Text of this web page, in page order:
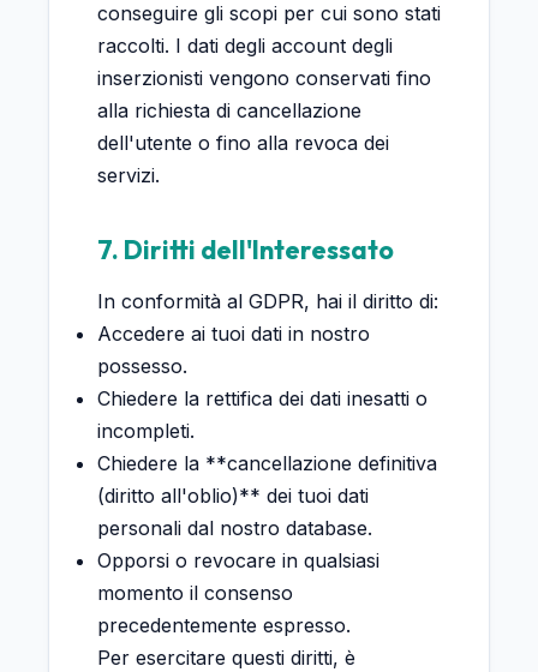
conseguire gli scopi per cui sono stati
raccolti. I dati degli account degli
inserzionisti vengono conservati fino
alla richiesta di cancellazione
dell'utente o fino alla revoca dei
servizi.
7. Diritti dell'Interessato
In conformità al GDPR, hai il diritto di:
Accedere ai tuoi dati in nostro
possesso.
Chiedere la rettifica dei dati inesatti o
incompleti.
Chiedere la **cancellazione definitiva
(diritto all'oblio)** dei tuoi dati
personali dal nostro database.
Opporsi o revocare in qualsiasi
momento il consenso
precedentemente espresso.
Per esercitare questi diritti, è